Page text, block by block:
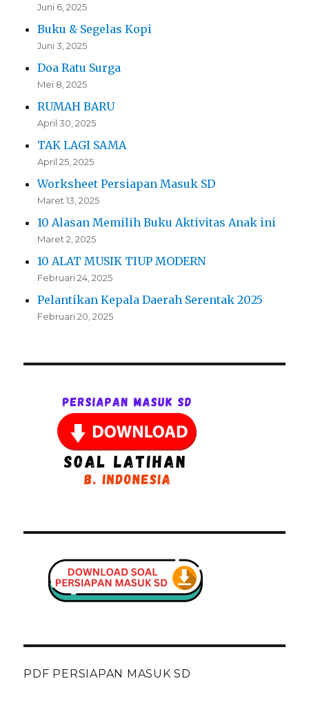
Juni 6, 2025
Buku & Segelas Kopi
Juni 3, 2025
Doa Ratu Surga
Mei 8, 2025
RUMAH BARU
April 30, 2025
TAK LAGI SAMA
April 25, 2025
Worksheet Persiapan Masuk SD
Maret 13, 2025
10 Alasan Memilih Buku Aktivitas Anak ini
Maret 2, 2025
10 ALAT MUSIK TIUP MODERN
Februari 24, 2025
Pelantikan Kepala Daerah Serentak 2025
Februari 20, 2025
PDF PERSIAPAN MASUK SD